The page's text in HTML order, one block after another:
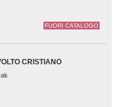
FUORI CATALOGO
CRISTIANO